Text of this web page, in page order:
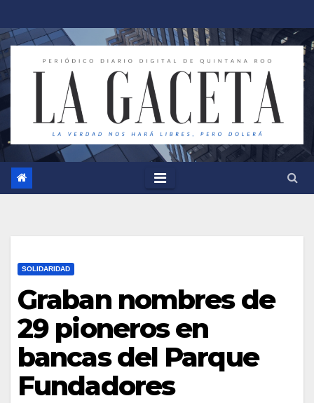
al
contenido
SOLIDARIDAD
Graban nombres de
29 pioneros en
bancas del Parque
Fundadores